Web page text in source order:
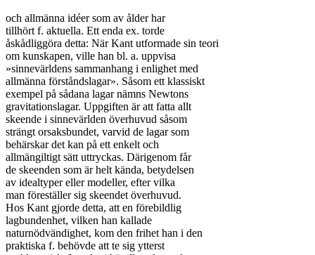
och allmänna idéer som av ålder har
tillhört f. aktuella. Ett enda ex. torde
åskådliggöra detta: När Kant utformade sin teori
om kunskapen, ville han bl. a. uppvisa
»sinnevärldens sammanhang i enlighet med
allmänna förståndslagar». Såsom ett klassiskt
exempel på sådana lagar nämns Newtons
gravitationslagar. Uppgiften är att fatta allt
skeende i sinnevärlden överhuvud såsom
strängt orsaksbundet, varvid de lagar som
behärskar det kan på ett enkelt och
allmängiltigt sätt uttryckas. Därigenom får
de skeenden som är helt kända, betydelsen
av idealtyper eller modeller, efter vilka
man föreställer sig skeendet överhuvud.
Hos Kant gjorde detta, att en förebildlig
lagbundenhet, vilken han kallade
naturnödvändighet, kom den frihet han i den
praktiska f. behövde att te sig ytterst